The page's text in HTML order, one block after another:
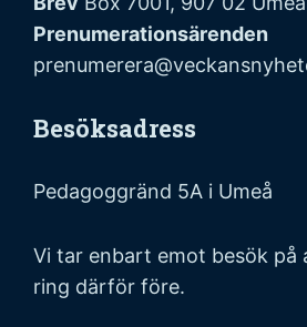
Prenumerationsärenden
Besöksadress
Pedagoggränd 5A i Umeå
Vi tar enbart emot besök på
ring därför före.